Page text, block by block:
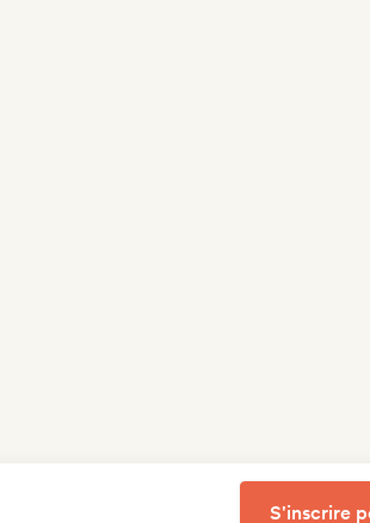
S'inscrire